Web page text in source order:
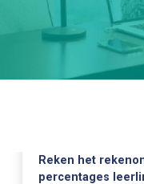
Reken het
percentages